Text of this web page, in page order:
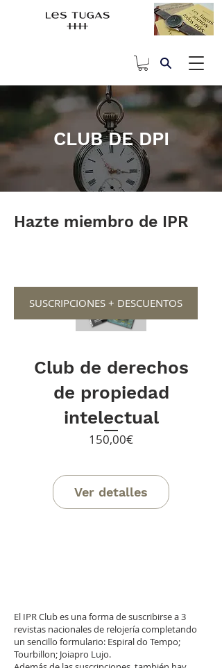
CLUB DE DPI
Hazte miembro de IPR
SUSCRIPCIONES + DESCUENTOS
Club de derechos
de propiedad
intelectual
150,00€Precio
Ver detalles
El IPR Club es una forma de suscribirse a 3
revistas nacionales de relojería completando
un sencillo formulario: Espiral do Tempo;
Tourbillon; Joiapro Lujo.